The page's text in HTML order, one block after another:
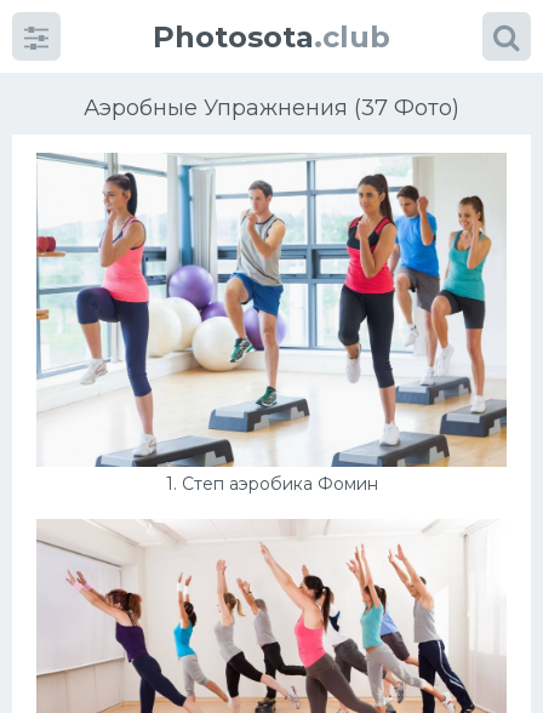
Photosota.club
Аэробные Упражнения (37 Фото)
1. Степ аэробика Фомин
КатегорииФото
Много картинок...
Футбол
Баскетбол
Велогонки
Конькобежный спорт
Тренажеры
Интерьеры квартир